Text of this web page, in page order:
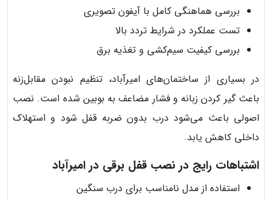
بررسی هماهنگی کامل با آیفون تصویری
تست عملکرد در شرایط تردد بالا
بررسی کیفیت سیم‌کشی و تغذیه برق
در بسیاری از ساختمان‌های امیرآباد، تنظیم نبودن مقابل‌زنه
باعث گیر کردن زبانه و فشار مضاعف به بوبین شده است. نصب
اصولی باعث می‌شود درب بدون ضربه قفل شود و استهلاک
داخلی کاهش یابد.
اشتباهات رایج در نصب قفل برقی در امیرآباد
استفاده از مدل نامناسب برای درب سنگین